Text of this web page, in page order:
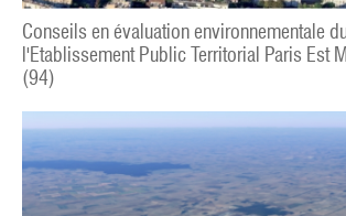
Conseils en évaluation environnementale
l'Etablissement Public Territorial Paris Est
(94)